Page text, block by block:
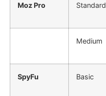
Moz Pro Standard
Medium
SpyFu Basic